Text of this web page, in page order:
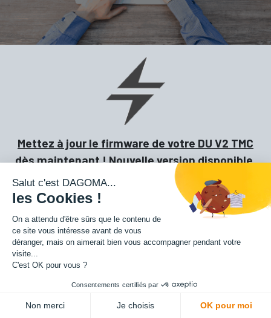
Mettez à jour le firmware de votre DU V2 TMC
dès maintenant ! Nouvelle version disponible.
CURA BY DAGOMA
Pour préparer vos impressions 3D
Salut c'est DAGOMA...
les Cookies !
On a attendu d'être sûrs que le contenu de
ce site vous intéresse avant de vous
déranger, mais on aimerait bien vous accompagner pendant votre
visite...
C'est OK pour vous ?
Consentements certifiés par
Non merci Je choisis OK pour moi